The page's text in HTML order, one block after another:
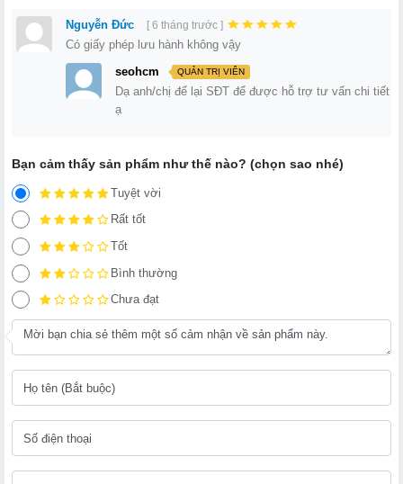
Nguyễn Đức [ 6 tháng trước ]
Có giấy phép lưu hành không vậy
seohcm
QUẢN TRỊ VIÊN
Dạ anh/chị để lại SĐT để được hỗ trợ tư vấn chi tiết
ạ
Bạn cảm thấy sản phẩm như thế nào? (chọn sao nhé)
Tuyệt vời
Rất tốt
Tốt
Bình thường
Chưa đạt